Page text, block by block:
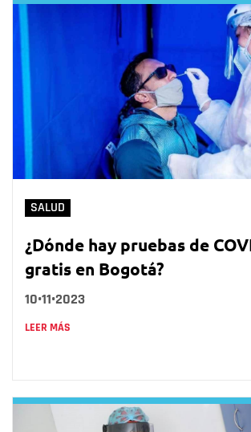
SALUD
¿Dónde hay pruebas de
gratis en Bogotá?
10•11•2023
LEER MÁS